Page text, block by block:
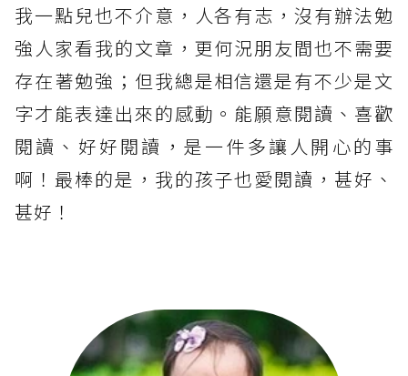
我一點兒也不介意，人各有志，沒有辦法勉
強人家看我的文章，更何況朋友間也不需要
存在著勉強；但我總是相信還是有不少是文
字才能表達出來的感動。能願意閱讀、喜歡
閱讀、好好閱讀，是一件多讓人開心的事
啊！最棒的是，我的孩子也愛閱讀，甚好、
甚好！